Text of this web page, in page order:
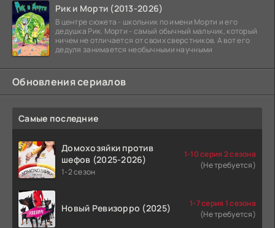
Рик и Морти (2013-2026)
В центре сюжета - школьник по имени Морти и его
дедушка Рик. Морти - самый обычный мальчик, который
ничем не отличается от своих сверстников. А вот его
дедуля занимается необычными научными
Обновления сериалов
Самые последние
Домохозяйки против
шефов (2025-2026)
1-2 сезон
1-10 серия 2 сезона
(Не требуется)
Новый Ревизорро (2025)
1-7 серия 1 сезона
(Не требуется)